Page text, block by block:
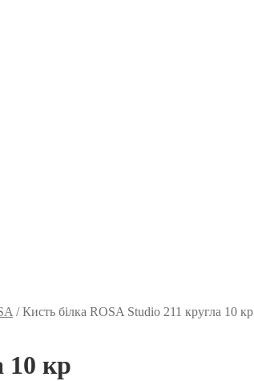
/Кисть білка ROSA Studio 211 кругла 10 кр
10 кр